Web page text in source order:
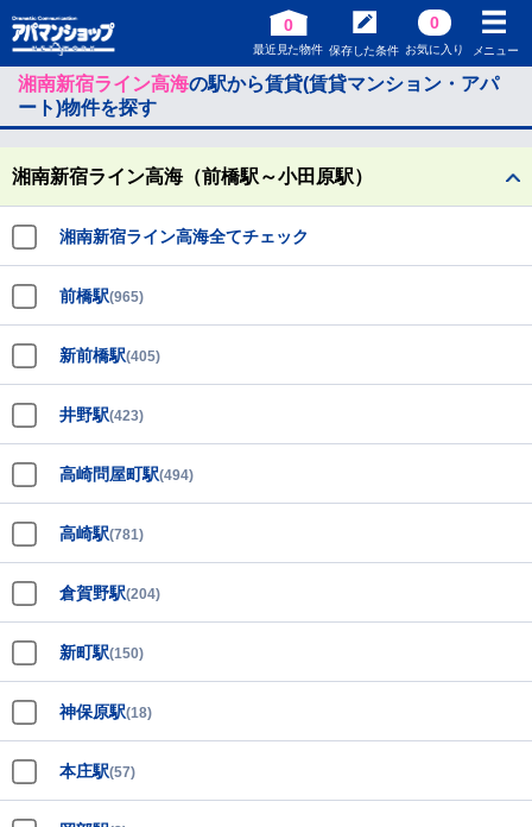
0
最近見た物件 保存した条件
0
お気に入り メニュー
湘南新宿ライン高海の駅から賃貸(賃貸マンション・アパ
ート)物件を探す
湘南新宿ライン高海（前橋駅～小田原駅）
湘南新宿ライン高海全てチェック
前橋駅(965)
新前橋駅(405)
井野駅(423)
高崎問屋町駅(494)
高崎駅(781)
倉賀野駅(204)
新町駅(150)
神保原駅(18)
本庄駅(57)